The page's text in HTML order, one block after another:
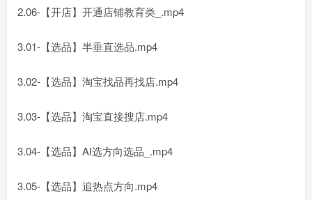
2.06-【开店】开通店铺教育类_.mp4
3.01-【选品】半垂直选品.mp4
3.02-【选品】淘宝找品再找店.mp4
3.03-【选品】淘宝直接搜店.mp4
3.04-【选品】AI选方向选品_.mp4
3.05-【选品】追热点方向.mp4